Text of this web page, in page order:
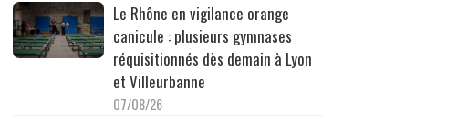
Le Rhône en vigilance orange
canicule : plusieurs gymnases
réquisitionnés dès demain à Lyon
et Villeurbanne
07/08/26